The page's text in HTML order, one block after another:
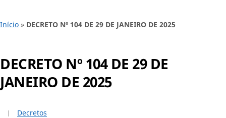
Início » DECRETO Nº 104 DE 29 DE JANEIRO DE 2025
DECRETO Nº 104 DE 29 DE
JANEIRO DE 2025
Decretos